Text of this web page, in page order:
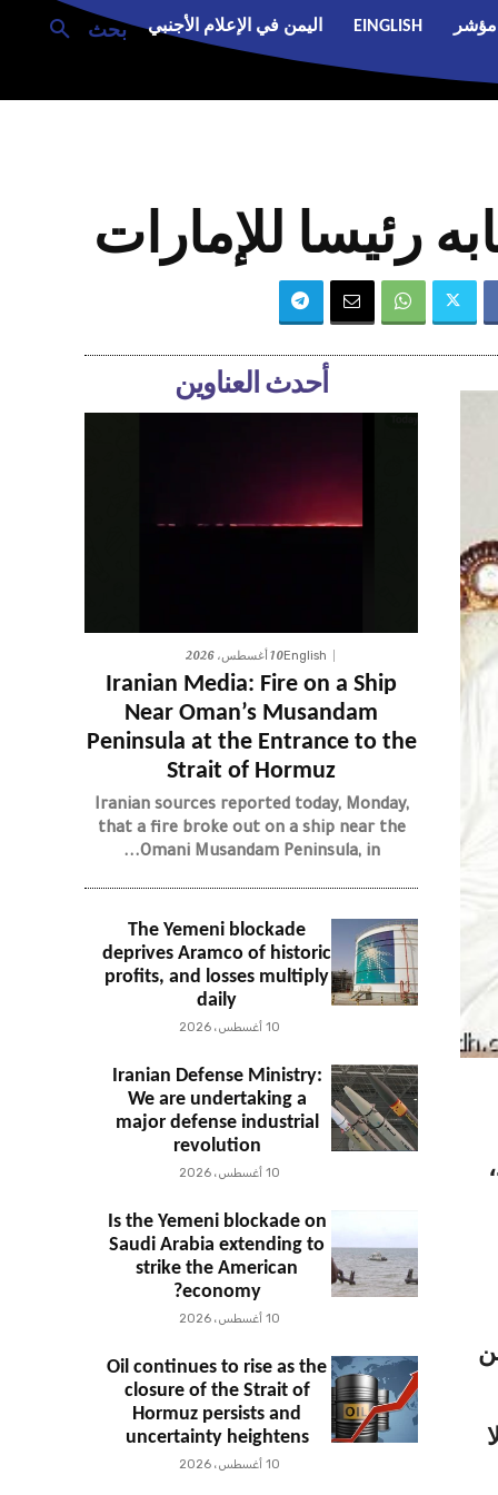
بحث مؤشر EINGLISH اليمن في الإعلام الأجنبي
رئيسا للإمارات
أحدث العناوين
English10 أغسطس، 2026
Iranian Media: Fire on a Ship
Near Oman’s Musandam
Peninsula at the Entrance to the
Strait of Hormuz
Iranian sources reported today, Monday,
that a fire broke out on a ship near the
Omani Musandam Peninsula, in...
The Yemeni blockade
deprives Aramco of historic
profits, and losses multiply
daily
10 أغسطس، 2026
Iranian Defense Ministry:
We are undertaking a
major defense industrial
revolution
10 أغسطس، 2026
Is the Yemeni blockade on
Saudi Arabia extending to
strike the American
economy?
10 أغسطس، 2026
Oil continues to rise as the
closure of the Strait of
Hormuz persists and
uncertainty heightens
10 أغسطس، 2026